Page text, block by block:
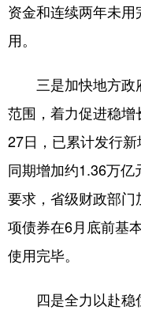
山东 河
四川 贵
陕西 甘
新疆 内
English
资金和连续两年未
用。
三是加快地方政
范围，着力促进稳增
27日，已累计发行
同期增加约1.36万
要求，省级财政部
项债券在6月底前基
使用完毕。
四是全力以赴稳